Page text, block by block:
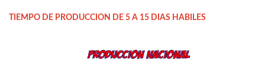
TIEMPO DE PRODUCCION DE 5 A 15 DIAS HABILES